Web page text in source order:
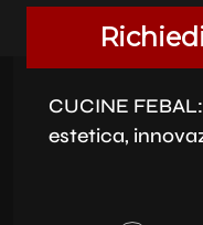
CUCINE
estetica,